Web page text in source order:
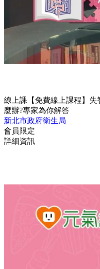
線上課 【免費線上課程】
麼辦?專家為你解答
新北市政府衛生局
會員限定
詳細資訊